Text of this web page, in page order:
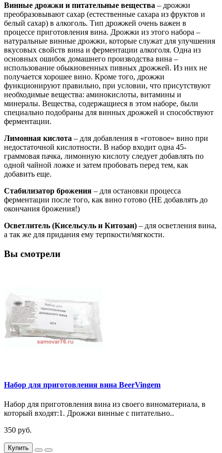
Винные дрожжи и питательные вещества – дрожжи
преобразовывают сахар (естественные сахара из фруктов и
белый сахар) в алкоголь. Тип дрожжей очень важен в
процессе приготовления вина. Дрожжи из этого набора –
натуральные винные дрожжи, которые служат для улучшения
вкусовых свойств вина и ферментации алкоголя. Одна из
основных ошибок домашнего производства вина –
использование обыкновенных пивных дрожжей. Из них не
получается хорошее вино. Кроме того, дрожжи
функционируют правильно, при условии, что присутствуют
необходимые вещества: аминокислоты, витамины и
минералы. Вещества, содержащиеся в этом наборе, были
специально подобраны для винных дрожжей и способствуют
ферментации.
Лимонная кислота – для добавления в «готовое» вино при
недостаточной кислотности. В набор входит одна 45-
граммовая пачка, лимонную кислоту следует добавлять по
одной чайной ложке и затем пробовать перед тем, как
добавить еще.
Стабилизатор брожения – для остановки процесса
ферментации после того, как вино готово (НЕ добавлять до
окончания брожения!)
Осветлитель (Кисельсуль и Китозан) – для осветления вина,
а так же для придания ему терпкости/мягкости.
Вы смотрели
Набор для приготовления вина BeerVingem
Набор для приготовления вина из своего виноматериала, в
который входят:1. Дрожжи винные с питательно..
350 руб.
Купить